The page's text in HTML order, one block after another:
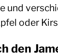
und
oder
den